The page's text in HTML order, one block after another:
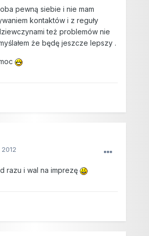
pewną siebie i nie mam
kontaktów i z reguły
też problemów nie
że będę jeszcze lepszy .
razu i wal na imprezę